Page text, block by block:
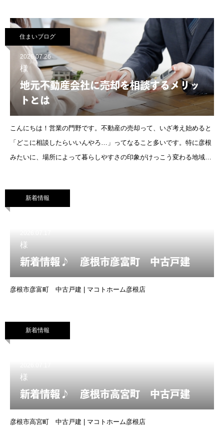
住まいブログ
2026.07.26
様
地元不動産会社に売却を相談するメリッ
トとは
こんにちは！営業の門野です。不動産の売却って、いざ考え始めると
「どこに相談したらいいんやろ…」ってなること多いです。特に彦根
みたいに、場所によって暮らしやすさの印象がけっこう変わる地域や
新着情報
様
新着情報♪ 彦根市彦富町 中古戸建
彦根市彦富町 中古戸建 | マコトホーム彦根店
新着情報
様
新着情報♪ 彦根市高宮町 中古戸建
彦根市高宮町 中古戸建 | マコトホーム彦根店